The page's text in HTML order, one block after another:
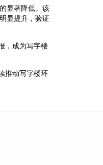
显著降低。该
显提升，验证
，成为写字楼
推动写字楼环